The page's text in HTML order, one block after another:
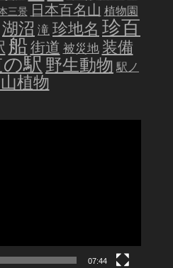
三景 日本百名山 植物園
湖沼 滝珍地名 珍百
船街道 被災地 装備
駅野生動物 駅ノ
植物
07:44